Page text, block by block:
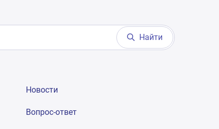
Найти
Новости
Вопрос-ответ